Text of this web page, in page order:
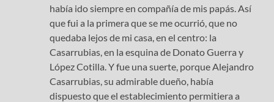
había ido siempre en compañía de mis papás. Así
que fui a la primera que se me ocurrió, que no
quedaba lejos de mi casa, en el centro: la
Casarrubias, en la esquina de Donato Guerra y
López Cotilla. Y fue una suerte, porque Alejandro
Casarrubias, su admirable dueño, había
dispuesto que el establecimiento permitiera a